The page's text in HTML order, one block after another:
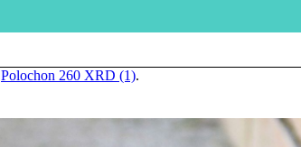
Polochon 260 XRD (1).